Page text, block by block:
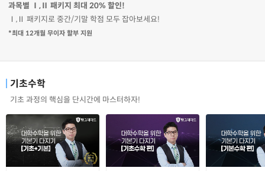
과목별 Ⅰ,Ⅱ 패키지 최대 20% 할인!
Ⅰ,Ⅱ 패키지로 중간/기말 학점 모두 잡아보세요!
*최대 12개월 무이자 할부 지원
기초수학
기초 과정의 핵심을 단시간에 마스터하자!